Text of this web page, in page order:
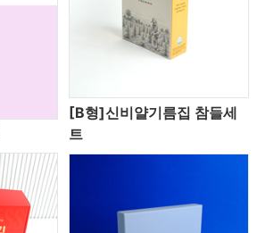
[B형]신비얄기름집 참들세
트